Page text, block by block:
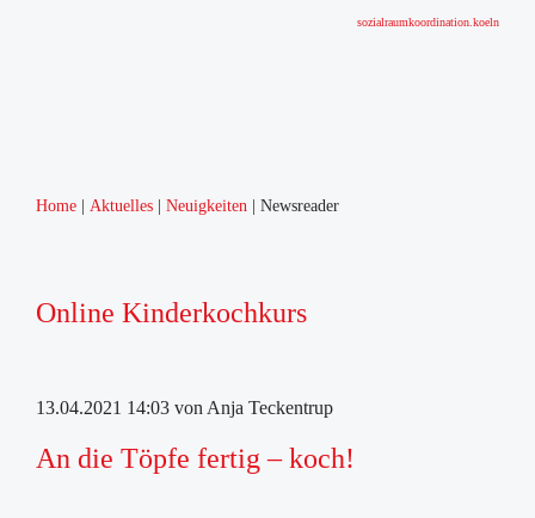
sozialraumkoordination.koeln
Home Aktuelles Neuigkeiten Newsreader
Online Kinderkochkurs
13.04.2021 14:03 von Anja Teckentrup
An die Töpfe fertig – koch!